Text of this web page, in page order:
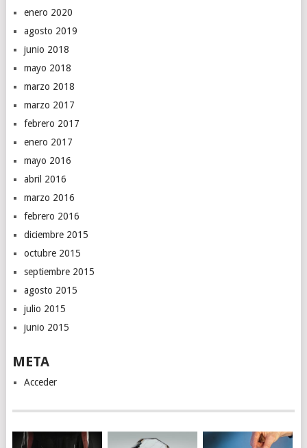
enero 2020
agosto 2019
junio 2018
mayo 2018
marzo 2018
marzo 2017
febrero 2017
enero 2017
mayo 2016
abril 2016
marzo 2016
febrero 2016
diciembre 2015
octubre 2015
septiembre 2015
agosto 2015
julio 2015
junio 2015
META
Acceder